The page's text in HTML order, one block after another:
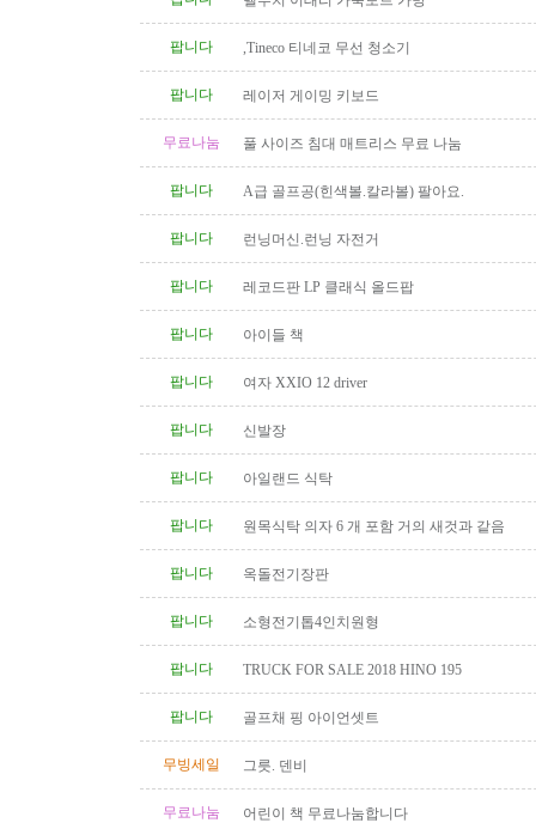
팝니다 ,Tineco 티네코 무선 청소기
팝니다 레이저 게이밍 키보드
무료나눔 풀 사이즈 침대 매트리스 무료 나눔
팝니다 A급 골프공(힌색볼.칼라볼) 팔아요.
팝니다 런닝머신.런닝 자전거
팝니다 레코드판 LP 클래식 올드팝
팝니다 아이들 책
팝니다 여자 XXIO 12 driver
팝니다 신발장
팝니다 아일랜드 식탁
팝니다 원목식탁 의자 6 개 포함 거의 새것과 같음
팝니다 옥돌전기장판
팝니다 소형전기톱4인치원형
팝니다 TRUCK FOR SALE 2018 HINO 195
팝니다 골프채 핑 아이언셋트
무빙세일 그릇. 덴비
무료나눔 어린이 책 무료나눔합니다